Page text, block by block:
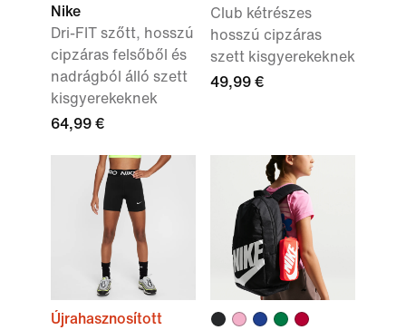
Nike
Dri-FIT szőtt, hosszú
cipzáras felsőből és
nadrágból álló szett
kisgyerekeknek
64,99 €
Club kétrészes
hosszú cipzáras
szett kisgyerekeknek
49,99 €
Újrahasznosított